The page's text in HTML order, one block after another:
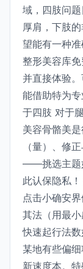
域，四肢问
厚肩，下肢
望能有一种
整形美容库
并直接体验
能借助特为
于四肢 对于
美容骨骼美
（量）、修
——挑选主题
此认保隐私
点击小确安
其法（用最
快速起行法
某地有些偏
新速度本。